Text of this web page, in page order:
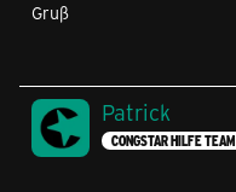
Gruß
Patrick
CONGSTAR HILFE TEAM